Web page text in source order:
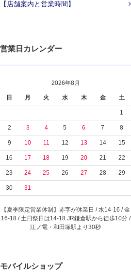
【店舗案内と営業時間】
営業日カレンダー
2026年8月
日 月 火 水 木 金 土
1
2 3 4 5 6 7 8
9 10 11 12 13 14 15
16 17 18 19 20 21 22
23 24 25 26 27 28 29
30 31
【夏季限定営業体制】赤字が休業日 / 水14-16 / 金
16-18 / 土日祭日は14-18 JR鎌倉駅から徒歩10分 /
江ノ電・和田塚駅より30秒
モバイルショップ